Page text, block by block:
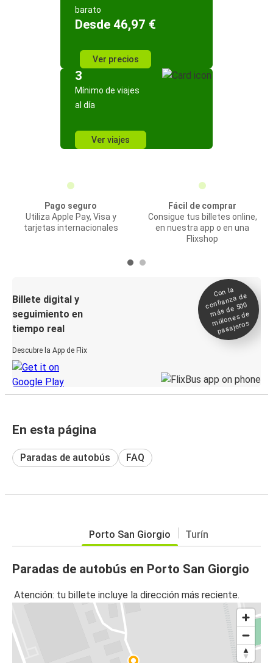
barato
Desde 46,97 €
Ver precios
3
Mínimo de viajes
al día
Ver viajes
Pago seguro
Utiliza Apple Pay, Visa y
tarjetas internacionales
Fácil de comprar
Consigue tus billetes online,
en nuestra app o en una
Flixshop
Billete digital y
seguimiento en
tiempo real
Descubre la App de Flix
Con la
confianza de
más de 500
millones de
pasajeros
En esta página
Paradas de autobús FAQ
Porto San Giorgio Turín
Paradas de autobús en Porto San Giorgio
Atención: tu billete incluye la dirección más reciente.